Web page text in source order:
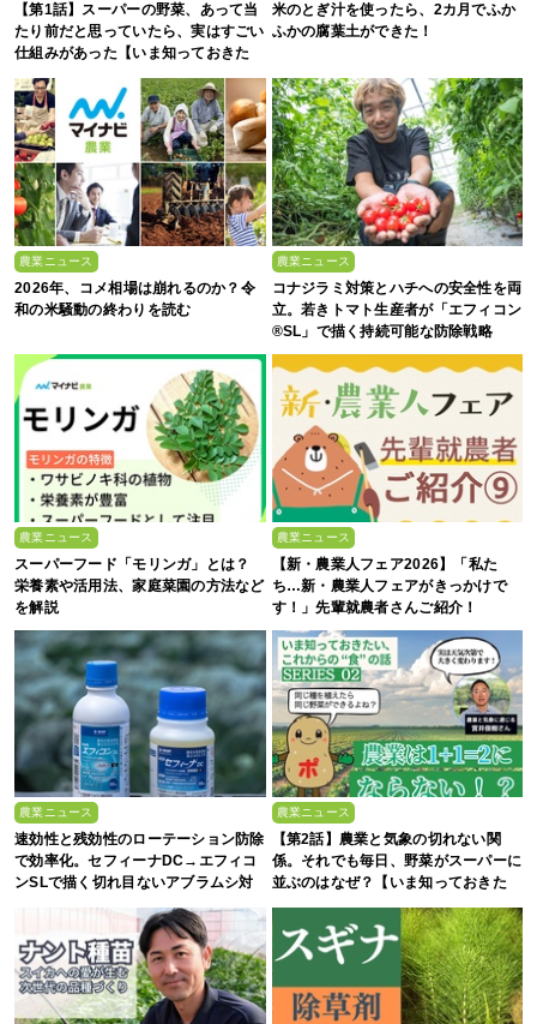
【第1話】スーパーの野菜、あって当
たり前だと思っていたら、実はすごい
仕組みがあった【いま知っておきた
い、これからの”食”の話】
米のとぎ汁を使ったら、2カ月でふか
ふかの腐葉土ができた！
農業ニュース
2026年、コメ相場は崩れるのか？令
和の米騒動の終わりを読む
農業ニュース
コナジラミ対策とハチへの安全性を両
立。若きトマト生産者が「エフィコン
®SL」で描く持続可能な防除戦略
農業ニュース
スーパーフード「モリンガ」とは？
栄養素や活用法、家庭菜園の方法など
を解説
農業ニュース
【新・農業人フェア2026】「私た
ち…新・農業人フェアがきっかけで
す！」先輩就農者さんご紹介！
農業ニュース
速効性と残効性のローテーション防除
で効率化。セフィーナDC→エフィコ
ンSLで描く切れ目ないアブラムシ対
農業ニュース
【第2話】農業と気象の切れない関
係。それでも毎日、野菜がスーパーに
並ぶのはなぜ？【いま知っておきた
い、これからの”食”の話】